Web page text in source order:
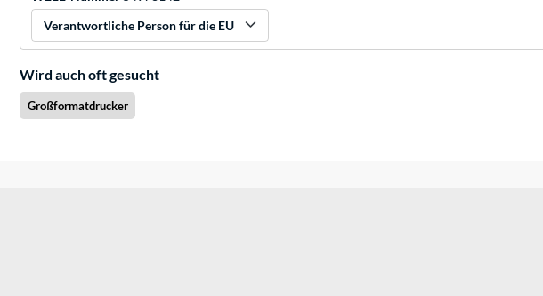
Verantwortliche Person für die EU
Wird auch oft gesucht
Großformatdrucker